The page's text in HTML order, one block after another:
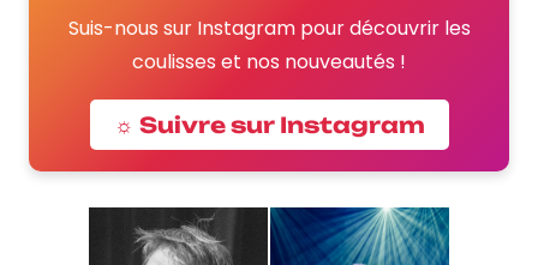
Suis-nous sur Instagram pour découvrir les
coulisses et nos nouveautés !
☼ Suivre sur Instagram